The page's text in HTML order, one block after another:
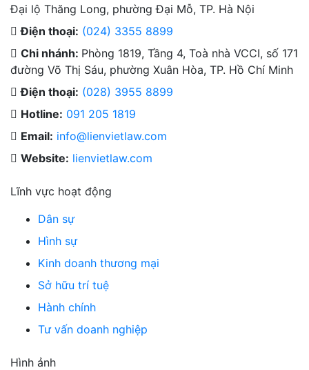
Đại lộ Thăng Long, phường Đại Mỗ, TP. Hà Nội
Điện thoại: (024) 3355 8899
Chi nhánh: Phòng 1819, Tầng 4, Toà nhà VCCI, số 171
đường Võ Thị Sáu, phường Xuân Hòa, TP. Hồ Chí Minh
Điện thoại: (028) 3955 8899
Hotline: 091 205 1819
Email: info@lienvietlaw.com
Website: lienvietlaw.com
Lĩnh vực hoạt động
Dân sự
Hình sự
Kinh doanh thương mại
Sở hữu trí tuệ
Hành chính
Tư vấn doanh nghiệp
Hình ảnh